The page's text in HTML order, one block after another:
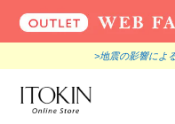
>地震の影響によ